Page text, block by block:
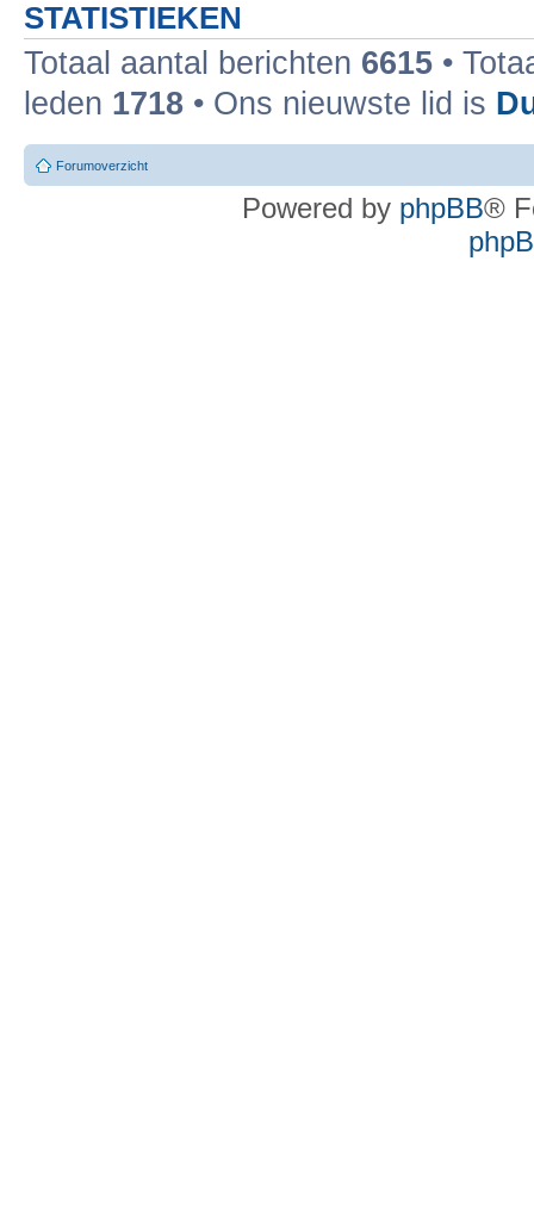
STATISTIEKEN
Totaal aantal berichten 6615 •
leden 1718 • Ons nieuwste lid is
Forumoverzicht
Powered by phpBB®